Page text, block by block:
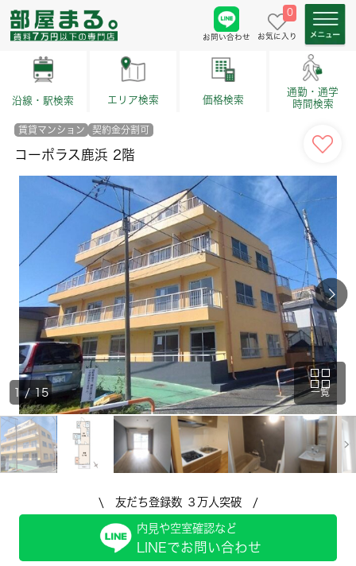
お問い合わせ
0
お気に入り
沿線・駅検索 エリア検索 価格検索
通勤・通学
時間検索
賃貸マンション 契約金分割可
コーポラス鹿浜 2階
一覧
1/ 15
\ 友だち登録数 ３万人突破 /
内見や空室確認など
LINEでお問い合わせ